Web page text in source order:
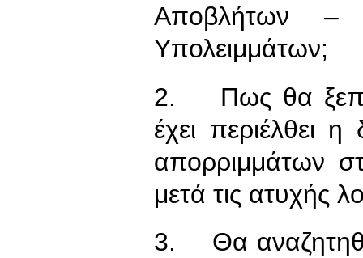
Αποβλήτων –
Υπολειμμάτων;
2. Πως θα
έχει περιέλθει η
απορριμμάτων
μετά τις ατυχής
3. Θα